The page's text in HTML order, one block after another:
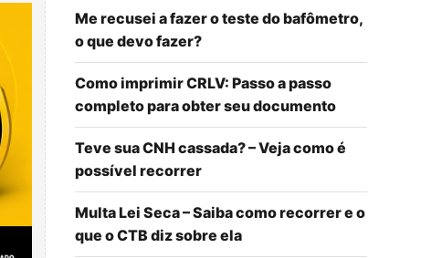
Me recusei a fazer o teste do bafômetro,
o que devo fazer?
Como imprimir CRLV: Passo a passo
completo para obter seu documento
Teve sua CNH cassada? – Veja como é
possível recorrer
Multa Lei Seca – Saiba como recorrer e o
que o CTB diz sobre ela